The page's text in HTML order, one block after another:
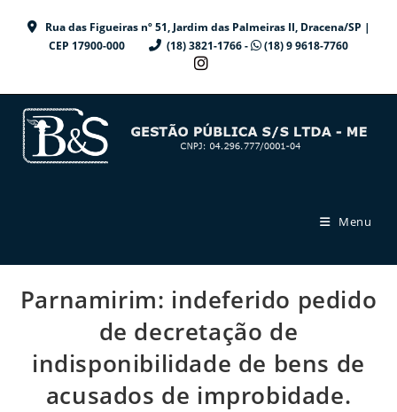
Rua das Figueiras nº 51, Jardim das Palmeiras II, Dracena/SP |
CEP 17900-000
(18) 3821-1766 - (18) 9 9618-7760
Menu
Parnamirim: indeferido pedido
de decretação de
indisponibilidade de bens de
acusados de improbidade.